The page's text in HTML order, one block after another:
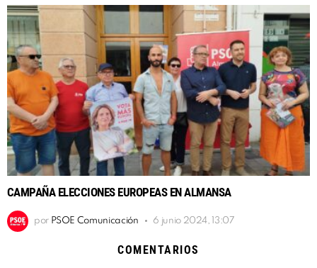
CAMPAÑA ELECCIONES EUROPEAS EN ALMANSA
por PSOE Comunicación 6 junio 2024, 13:07
COMENTARIOS